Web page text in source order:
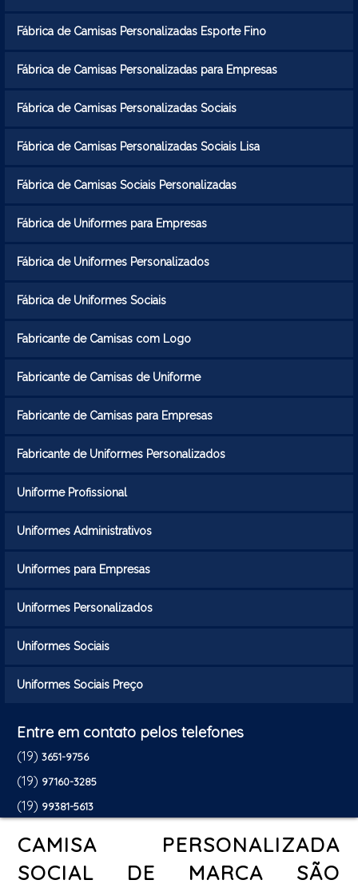
Fábrica de Camisas Personalizadas Esporte Fino
Fábrica de Camisas Personalizadas para Empresas
Fábrica de Camisas Personalizadas Sociais
Fábrica de Camisas Personalizadas Sociais Lisa
Fábrica de Camisas Sociais Personalizadas
Fábrica de Uniformes para Empresas
Fábrica de Uniformes Personalizados
Fábrica de Uniformes Sociais
Fabricante de Camisas com Logo
Fabricante de Camisas de Uniforme
Fabricante de Camisas para Empresas
Fabricante de Uniformes Personalizados
Uniforme Profissional
Uniformes Administrativos
Uniformes para Empresas
Uniformes Personalizados
Uniformes Sociais
Uniformes Sociais Preço
Entre em contato pelos telefones
(19) 3651-9756
(19) 97160-3285
(19) 99381-5613
CAMISA PERSONALIZADA
SOCIAL DE MARCA SÃO